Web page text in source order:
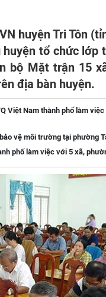
huyện Tri Tôn
tổ chức lớp
bộ Mặt trận 15
địa bàn huyện.
Việt Nam thành phố làm
vệ môi trường tại phường
phố làm việc với 5 xã,